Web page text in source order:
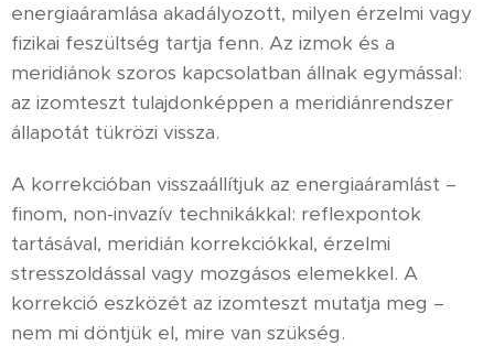
energiaáramlása akadályozott, milyen érzelmi vagy
fizikai feszültség tartja fenn. Az izmok és a
meridiánok szoros kapcsolatban állnak egymással:
az izomteszt tulajdonképpen a meridiánrendszer
állapotát tükrözi vissza.
A korrekcióban visszaállítjuk az energiaáramlást –
finom, non-invazív technikákkal: reflexpontok
tartásával, meridián korrekciókkal, érzelmi
stresszoldással vagy mozgásos elemekkel. A
korrekció eszközét az izomteszt mutatja meg –
nem mi döntjük el, mire van szükség.